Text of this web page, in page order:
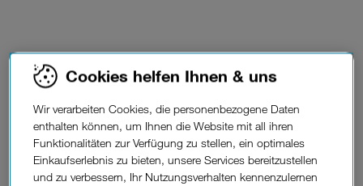
Cookies helfen Ihnen & uns
Wir verarbeiten Cookies, die personenbezogene Daten
enthalten können, um Ihnen die Website mit all ihren
Funktionalitäten zur Verfügung zu stellen, ein optimales
Einkaufserlebnis zu bieten, unsere Services bereitzustellen
und zu verbessern, Ihr Nutzungsverhalten kennenzulernen